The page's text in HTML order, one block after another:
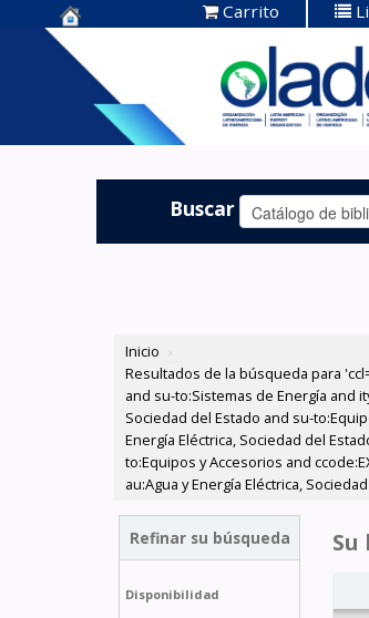
Centro de
Documentación
OLADE -
Carrito
Buscar
Inicio ›
Resultados de la búsqueda para
and su-to:Sistemas de Energía and
Sociedad del Estado and su-
Energía Eléctrica, Sociedad del
to:Equipos y Accesorios and
au:Agua y Energía Eléctrica,
Refinar su búsqueda
Disponibilidad